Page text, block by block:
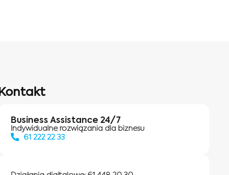
Kontakt
Business Assistance 24/7
Indywidualne rozwiązania dla biznesu
61 222 22 33